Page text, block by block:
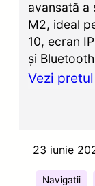
avansată a
M2, ideal
10, ecran
și Bluetooth
Vezi
23 iunie
Navigatii